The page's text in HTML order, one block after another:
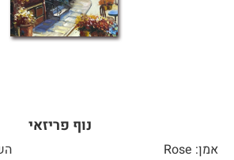
נוף פריזאי
אמן: Rose